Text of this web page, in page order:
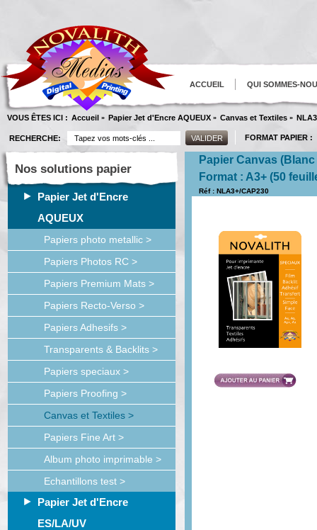
ACCUEIL QUI SOMMES-
VOUS ÊTES ICI : Accueil » Papier Jet d'Encre AQUEUX » Canvas et Textiles »
RECHERCHE: FORMAT PAPIER :
Nos solutions papier
Papier Jet d'Encre
AQUEUX
Papiers photo metallic >
Papiers Photos RC >
Papiers Premium Mats >
Papiers Recto-Verso >
Papiers Adhesifs >
Transparents & Backlits >
Papiers speciaux >
Papiers Proofing >
Canvas et Textiles >
Papiers Fine Art >
Album photo imprimable >
Echantillons test >
Papier Jet d'Encre
ES/LA/UV
Papier Canvas
Format : A3+ (50
Réf : NLA3+/CAP230